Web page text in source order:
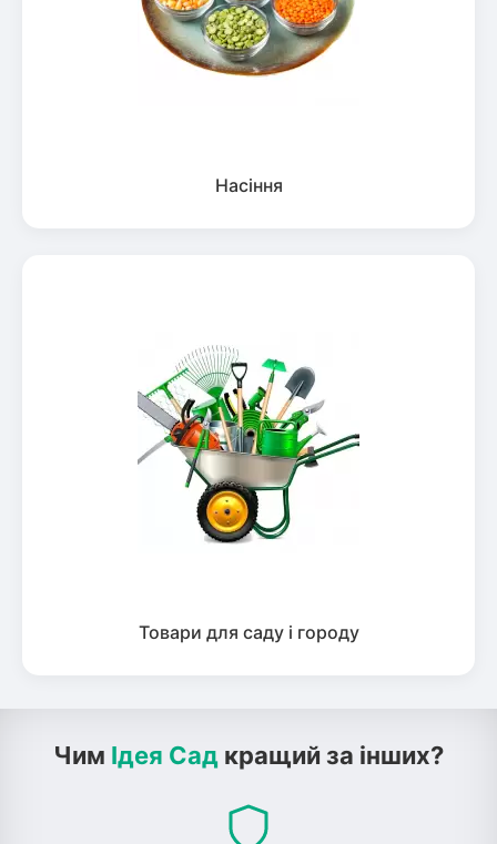
Насіння
Товари для саду і городу
Чим Ідея Сад кращий за інших?